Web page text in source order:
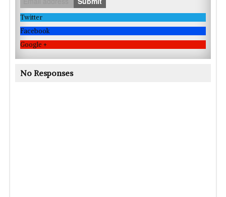
Twitter
Facebook
Google +
No Responses